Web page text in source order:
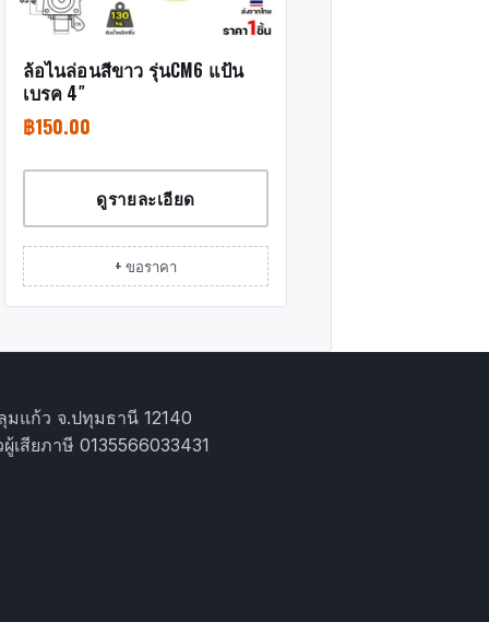
ล้อไนล่อนสีขาว รุ่นCM6 แป้น
เบรค 4″
฿150.00
ดูรายละเอียด
+ ขอราคา
แก้ว จ.ปทุมธานี 12140
เสียภาษี 0135566033431